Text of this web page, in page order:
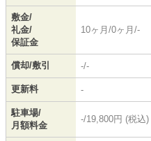
敷金/
礼金/
保証金
10ヶ月/0ヶ月/-
償却/敷引 -/-
更新料 -
駐車場/
月額料金
-/19,800円 (税込)